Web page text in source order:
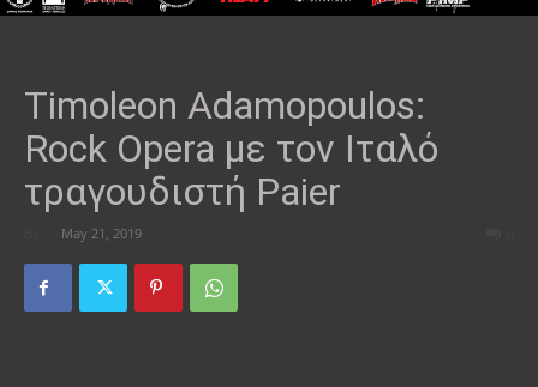
Timoleon Adamopoulos:
Rock Opera με τον Ιταλό
τραγουδιστή Paier
May 21, 2019